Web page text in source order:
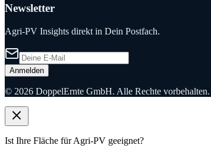
Newsletter
Agri-PV Insights direkt in Dein Postfach.
Anmelden
© 2026 DoppelErnte GmbH. Alle Rechte vorbehalten.
Ist Ihre Fläche für Agri-PV geeignet?